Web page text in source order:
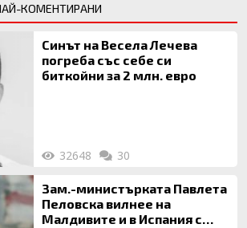
КОМЕНТИРАНИ
Синът на Весела Лечева
погреба със себе си
биткойни за 2 млн. евро
32648 30
Зам.-министърката Павлета
Пеловска вилнее на
Малдивите и в Испания с